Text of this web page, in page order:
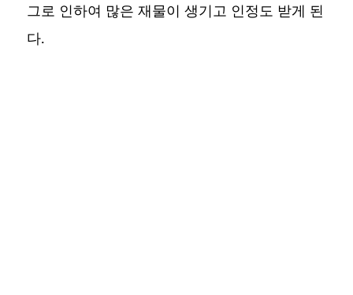
그로 인하여 많은 재물이 생기고 인정도 받게 된
다.